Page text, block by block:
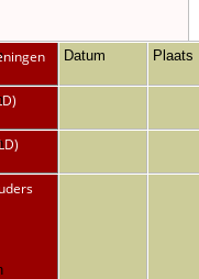
Datum Plaats